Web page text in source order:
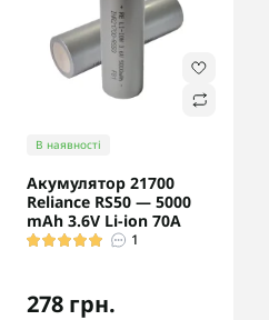
В наявності
Акумулятор 21700
Reliance RS50 — 5000
mAh 3.6V Li-ion 70A
1
278 грн.